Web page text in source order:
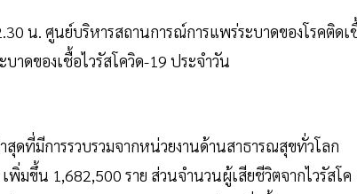
น. ศูนย์บริหารสถานการณ์การแพร่ระบาดของโรคติดเ
าดของเชื้อไวรัสโควิด-19 ประจำวัน
สุดที่มีการรวบรวมจากหน่วยงานด้านสาธารณสุขทั่วโลก
มขึ้น 1,682,500 ราย ส่วนจำนวนผู้เสียชีวิตจากไวรัสโค